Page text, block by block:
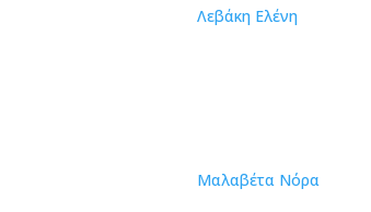
Λεβάκη Ελένη
Μαλαβέτα Νόρα